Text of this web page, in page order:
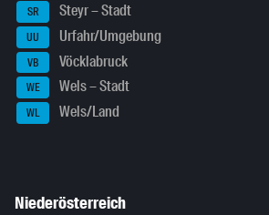
SR Steyr – Stadt
UU Urfahr/Umgebung
VB Vöcklabruck
WE Wels – Stadt
WL Wels/Land
Niederösterreich